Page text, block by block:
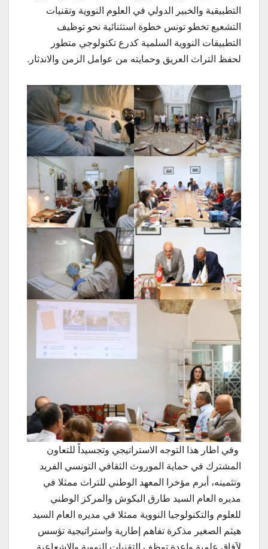
التطبيقية والخبير الدولي في العلوم النووية وتقنيات
التشعيع تخطو تونس خطوة استثنائية نحو توظيف
التطبيقات النووية السلمية كدرع تكنولوجي متطور
لحفظ التراث العريق وحمايته من عوامل الزمن والاندثار.
وفي اطار هذا التوجه الاستراتيجي وتجسيداً للتعاون
المشترك في حماية الموروث الثقافي التونسي الفريد
وتثمينه، أبرم مؤخرا المعهد الوطني للتراث ممثلا في
مديره العام السيد طارق البكوش والمركز الوطني
للعلوم والتكنولوجيا النووية ممثلا في مديره العام السيد
هيثم الصغير مذكرة تفاهم إطارية واستراتيجية تؤسس